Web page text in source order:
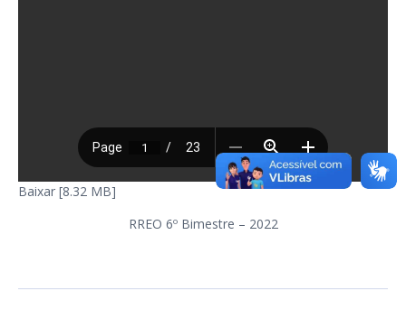
Baixar [8.32 MB]
RREO 6º Bimestre – 2022